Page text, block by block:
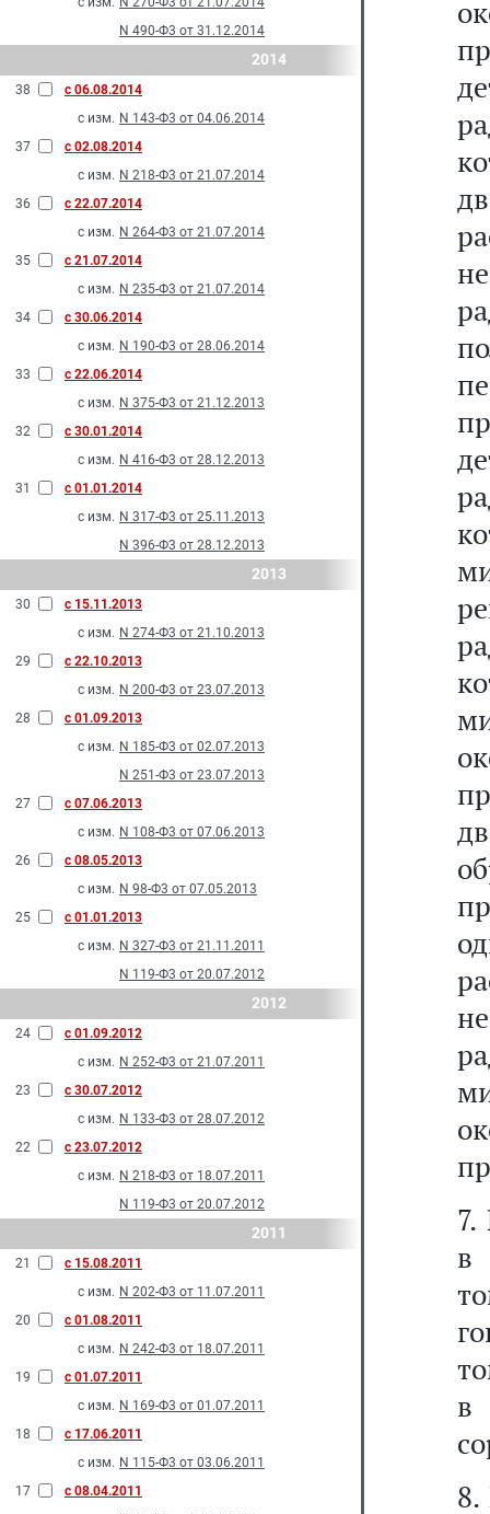
N 490-Ф3 от 31.12.2014
2014
38
с 06.08.2014
с изм. N 143-Ф3 от 04.06.2014
37
с 02.08.2014
с изм. N 218-Ф3 от 21.07.2014
36
с 22.07.2014
с изм. N 264-Ф3 от 21.07.2014
35
с 21.07.2014
с изм. N 235-Ф3 от 21.07.2014
34
с 30.06.2014
с изм. N 190-Ф3 от 28.06.2014
33
с 22.06.2014
с изм. N 375-Ф3 от 21.12.2013
32
с 30.01.2014
с изм. N 416-Ф3 от 28.12.2013
31
с 01.01.2014
с изм. N 317-Ф3 от 25.11.2013
N 396-Ф3 от 28.12.2013
2013
30
с 15.11.2013
с изм. N 274-Ф3 от 21.10.2013
29
с 22.10.2013
с изм. N 200-Ф3 от 23.07.2013
28
с 01.09.2013
с изм. N 185-Ф3 от 02.07.2013
N 251-Ф3 от 23.07.2013
27
с 07.06.2013
с изм. N 108-Ф3 от 07.06.2013
26
с 08.05.2013
с изм. N 98-Ф3 от 07.05.2013
25
с 01.01.2013
с изм. N 327-Ф3 от 21.11.2011
N 119-Ф3 от 20.07.2012
2012
24
с 01.09.2012
с изм. N 252-Ф3 от 21.07.2011
23
с 30.07.2012
с изм. N 133-Ф3 от 28.07.2012
22
с 23.07.2012
с изм. N 218-Ф3 от 18.07.2011
N 119-Ф3 от 20.07.2012
2011
21
с 15.08.2011
с изм. N 202-Ф3 от 11.07.2011
20
с 01.08.2011
с изм. N 242-Ф3 от 18.07.2011
19
с 01.07.2011
с изм. N 169-Ф3 от 01.07.2011
18
с 17.06.2011
с изм. N 115-Ф3 от 03.06.2011
17
с 08.04.2011
в
в